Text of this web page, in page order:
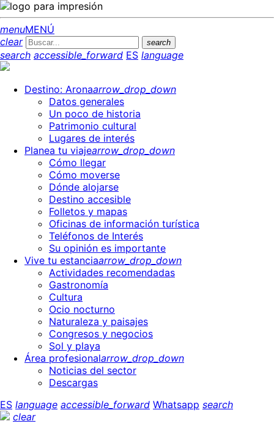
menuMENÚ
clear
search
search accessible_forward ES language
Destino: Aronaarrow_drop_down
Datos generales
Un poco de historia
Patrimonio cultural
Lugares de interés
Planea tu viajearrow_drop_down
Cómo llegar
Cómo moverse
Dónde alojarse
Destino accesible
Folletos y mapas
Oficinas de información turística
Teléfonos de Interés
Su opinión es importante
Vive tu estanciaarrow_drop_down
Actividades recomendadas
Gastronomía
Cultura
Ocio nocturno
Naturaleza y paisajes
Congresos y negocios
Sol y playa
Área profesionalarrow_drop_down
Noticias del sector
Descargas
ES language accessible_forward Whatsapp search
clear